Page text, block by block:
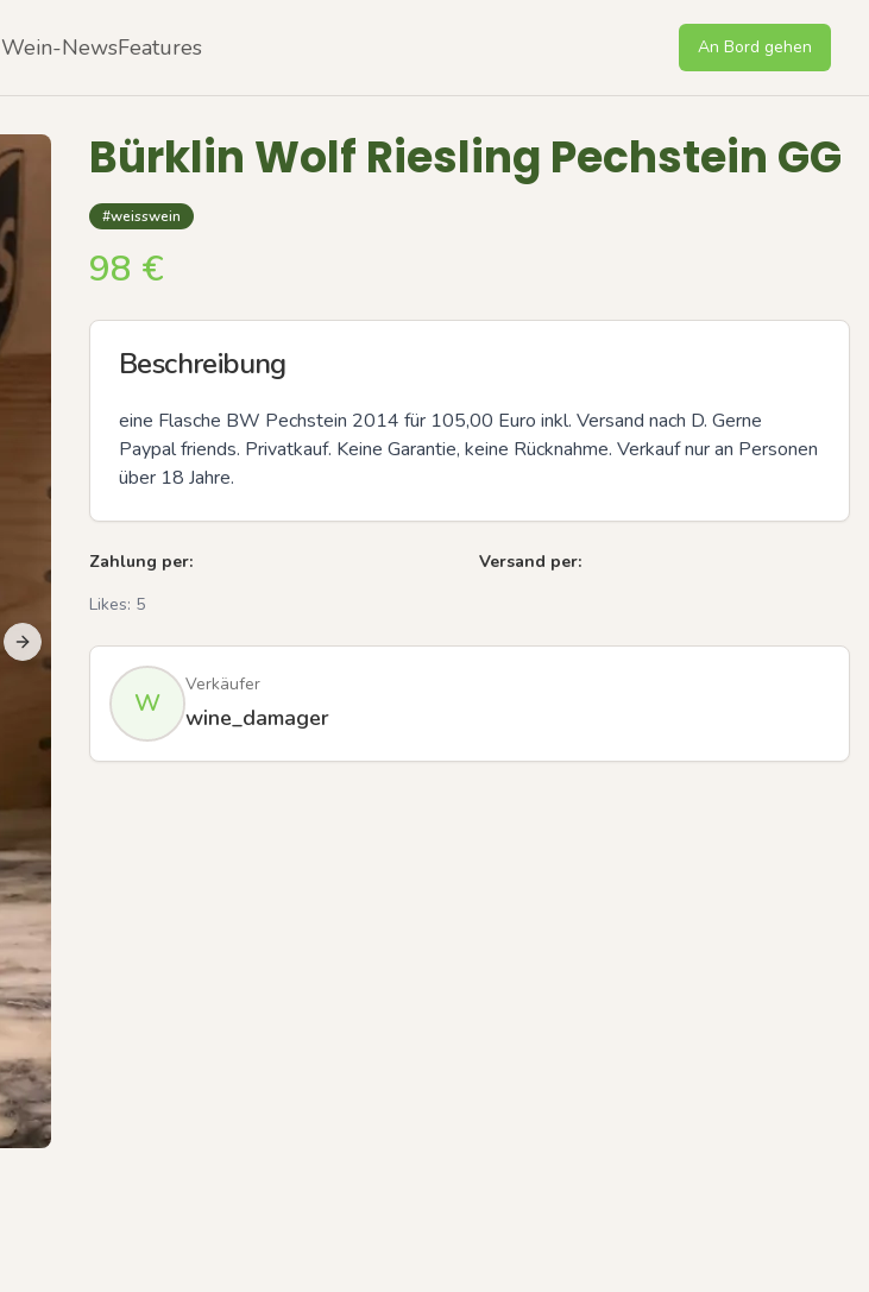
Wein-NewsFeatures An Bord gehen
Next slidePrevious slide Next
Bürklin Wolf Riesling Pechstein GG
#weisswein
98 €
Beschreibung
eine Flasche BW Pechstein 2014 für 105,00 Euro inkl. Versand nach D. Gerne
Paypal friends. Privatkauf. Keine Garantie, keine Rücknahme. Verkauf nur an Personen
über 18 Jahre.
Zahlung per:
Versand per:
Likes: 5
W
Verkäufer
wine_damager